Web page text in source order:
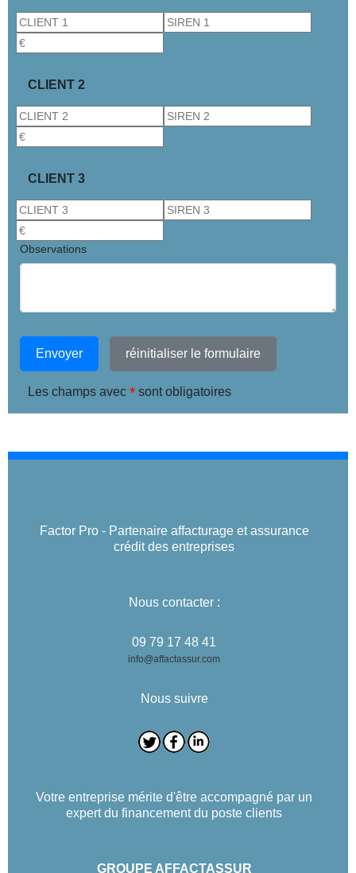
CLIENT 2
CLIENT 3
Observations
Envoyer réinitialiser le formulaire
Les champs avec * sont obligatoires
Factor Pro - Partenaire affacturage et assurance
crédit des entreprises
Nous contacter :
09 79 17 48 41
info@affactassur.com
Nous suivre
Votre entreprise mérite d'être accompagné par un
expert du financement du poste clients
GROUPE AFFACTASSUR